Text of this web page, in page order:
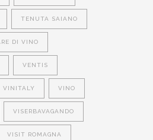
TENUTA SAIANO
DI VINO
VENTIS
VINITALY VINO
VISERBAVAGANDO
VISIT ROMAGNA